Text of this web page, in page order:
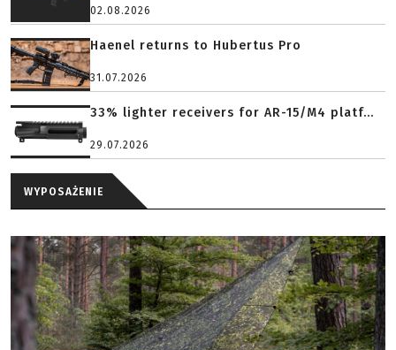
02.08.2026
Haenel returns to Hubertus Pro
31.07.2026
33% lighter receivers for AR-15/M4 platf...
29.07.2026
WYPOSAŻENIE